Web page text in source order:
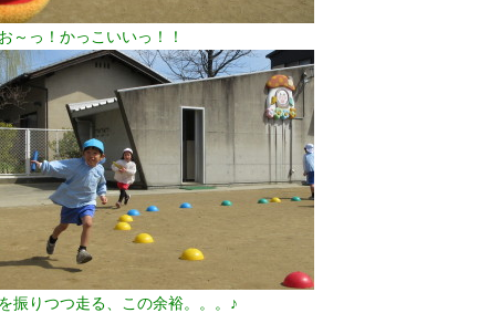
～っ！かっこいいっ！！
振りつつ走る、この余裕。。。♪